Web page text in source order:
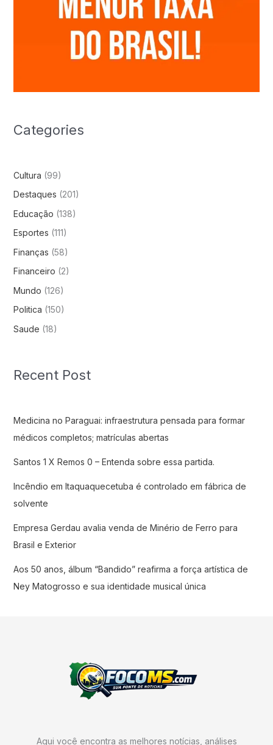
Categories
Cultura (99)
Destaques (201)
Educação (138)
Esportes (111)
Finanças (58)
Financeiro (2)
Mundo (126)
Politica (150)
Saude (18)
Recent Post
Medicina no Paraguai: infraestrutura pensada para formar
médicos completos; matrículas abertas
Santos 1 X Remos 0 – Entenda sobre essa partida.
Incêndio em Itaquaquecetuba é controlado em fábrica de
solvente
Empresa Gerdau avalia venda de Minério de Ferro para
Brasil e Exterior
Aos 50 anos, álbum “Bandido” reafirma a força artística de
Ney Matogrosso e sua identidade musical única
Aqui você encontra as melhores notícias, análises